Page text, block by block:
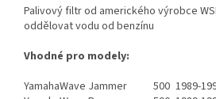
Palivový filtr od amerického výrobce
oddělovat vodu od benzínu
Vhodné pro modely:
YamahaWave Jammer 500 1989-